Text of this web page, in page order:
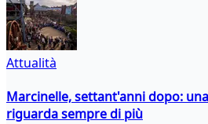
Attualità
Marcinelle, settant'anni dopo:
riguarda sempre di più